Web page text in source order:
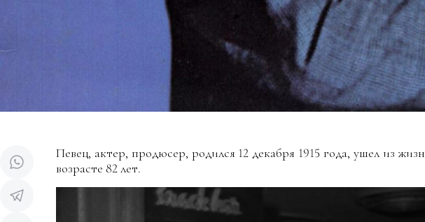
Певец, актер, продюсер, родился 12 декабря 1915 года, ушел из
возрасте 82 лет.